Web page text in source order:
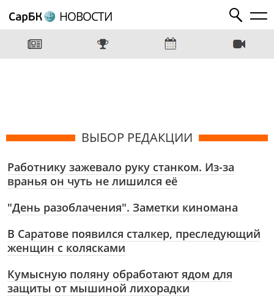
НОВОСТИ
ВЫБОР РЕДАКЦИИ
Работнику зажевало руку станком. Из-за
вранья он чуть не лишился её
"День разоблачения". Заметки киномана
В Саратове появился сталкер, преследующий
женщин с колясками
Кумысную поляну обработают ядом для
защиты от мышиной лихорадки